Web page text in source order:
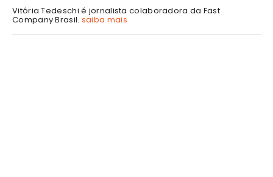
Vitória Tedeschi é jornalista colaboradora da Fast
Company Brasil. saiba mais